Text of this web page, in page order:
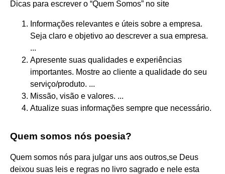
Dicas para escrever o “Quem Somos” no site
Informações relevantes e úteis sobre a empresa.
Seja claro e objetivo ao descrever a sua empresa.
...
Apresente suas qualidades e experiências
importantes. Mostre ao cliente a qualidade do seu
serviço/produto. ...
Missão, visão e valores. ...
Atualize suas informações sempre que necessário.
Quem somos nós poesia?
Quem somos nós para julgar uns aos outros,se Deus
deixou suas leis e regras no livro sagrado e nele esta